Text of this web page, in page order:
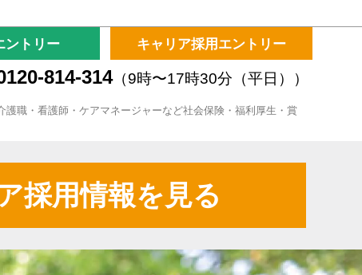
ントリー キャリア採用エントリー
814-314（9時〜17時30分（平日））
職・看護師・ケアマネージャーなど社会保険・福利厚生・賞
採用情報を見る